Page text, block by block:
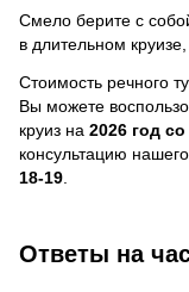
Смело берите с
в длительном
Стоимость речного
Вы можете
круиз на 2026 год
консультацию
18-19
Ответы на